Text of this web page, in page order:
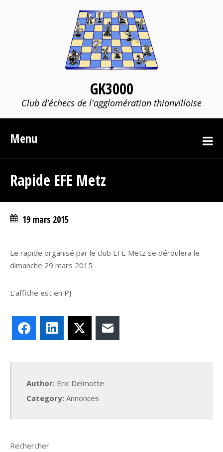
GK3000
Club d'échecs de l'agglomération thionvilloise
Menu
Rapide EFE Metz
19 mars 2015
Le rapide organisé par le club EFE Metz se déroulera le
dimanche 29 mars 2015
L’affiche est en PJ
FacebookLinkedIn
Author: Eric Delmotte
Category: Annonces
Rechercher